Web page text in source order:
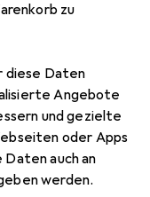
zu
diese Daten
Angebote
und gezielte
oder Apps
auch an
werden.
von Pampers